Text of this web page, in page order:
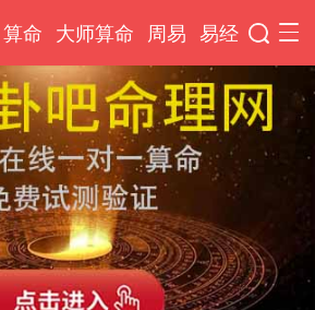
算命 大师算命 周易 易经